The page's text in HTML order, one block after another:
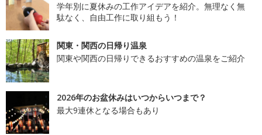
学年別に夏休みの工作アイデアを紹介。無理なく無
駄なく、自由工作に取り組もう！
関東・関西の日帰り温泉
関東や関西の日帰りできるおすすめの温泉をご紹介
2026年のお盆休みはいつからいつまで？
最大9連休となる場合もあり